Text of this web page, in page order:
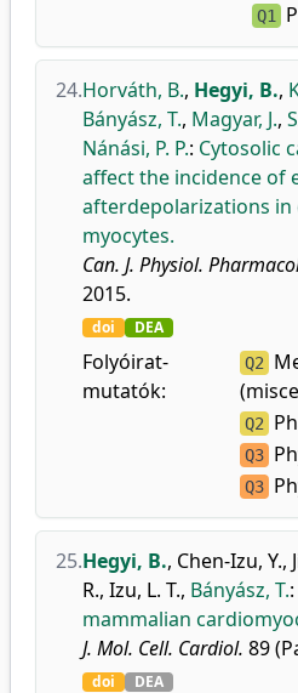
Q1
24.Horváth, B., Hegyi, B.,
Bányász, T., Magyar, J.,
Nánási, P. P.: Cytosolic
affect the incidence of
afterdepolarizations
myocytes.
Can. J. Physiol.
2015.
doi DEA
Folyóirat-
mutatók:
Q2
Q2
Q3
Q3
25.Hegyi, B., Chen-Izu, Y.,
R., Izu, L. T., Bányász, T.:
mammalian
J. Mol. Cell. Cardiol. 89
doi DEA